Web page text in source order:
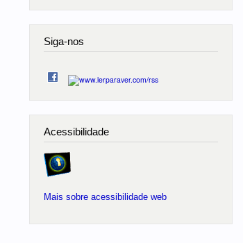
Siga-nos
Acessibilidade
Mais sobre acessibilidade web